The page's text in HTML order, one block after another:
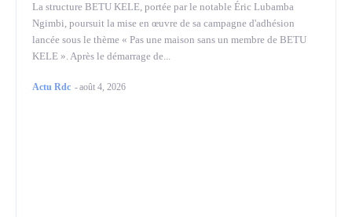
La structure BETU KELE, portée par le notable Éric Lubamba
Ngimbi, poursuit la mise en œuvre de sa campagne d'adhésion
lancée sous le thème « Pas une maison sans un membre de BETU
KELE ». Après le démarrage de...
Actu Rdc -août 4, 2026